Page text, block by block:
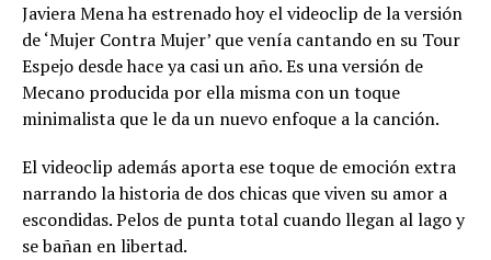
Javiera Mena ha estrenado hoy el videoclip de la versión
de ‘Mujer Contra Mujer’ que venía cantando en su Tour
Espejo desde hace ya casi un año. Es una versión de
Mecano producida por ella misma con un toque
minimalista que le da un nuevo enfoque a la canción.
El videoclip además aporta ese toque de emoción extra
narrando la historia de dos chicas que viven su amor a
escondidas. Pelos de punta total cuando llegan al lago y
se bañan en libertad.